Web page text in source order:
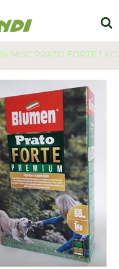
MISC.PRATO FORTE 1 KG.